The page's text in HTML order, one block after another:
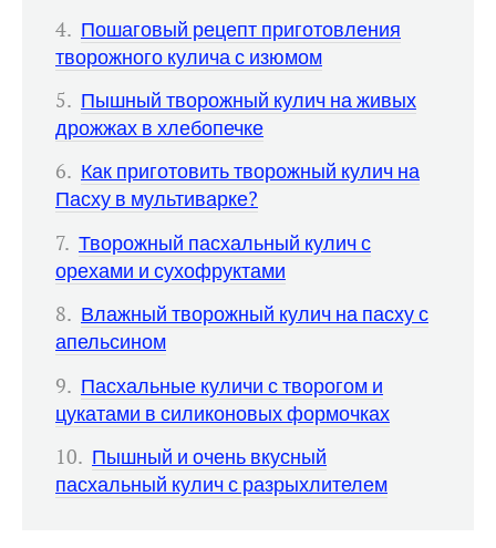
Пошаговый рецепт приготовления
творожного кулича с изюмом
Пышный творожный кулич на живых
дрожжах в хлебопечке
Как приготовить творожный кулич на
Пасху в мультиварке?
Творожный пасхальный кулич с
орехами и сухофруктами
Влажный творожный кулич на пасху с
апельсином
Пасхальные куличи с творогом и
цукатами в силиконовых формочках
Пышный и очень вкусный
пасхальный кулич с разрыхлителем